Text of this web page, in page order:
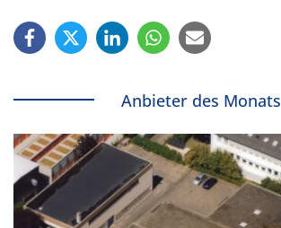
Anbieter des Monats